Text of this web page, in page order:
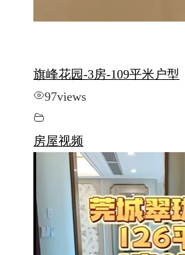
旗峰花园-3房-109平米户型
97views
房屋视频